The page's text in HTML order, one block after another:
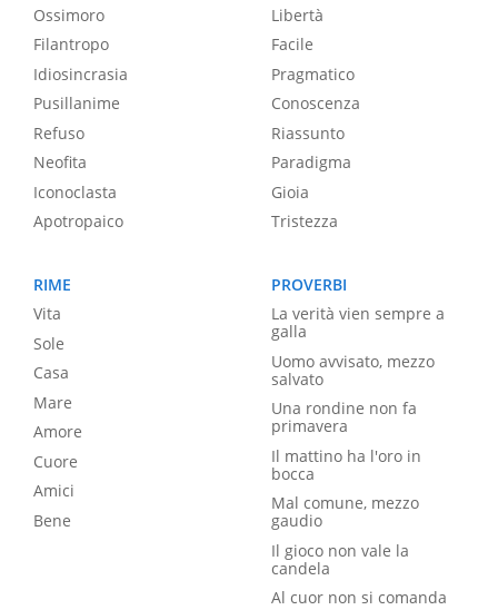
Ossimoro
Filantropo
Idiosincrasia
Pusillanime
Refuso
Neofita
Iconoclasta
Apotropaico
Libertà
Facile
Pragmatico
Conoscenza
Riassunto
Paradigma
Gioia
Tristezza
RIME
Vita
Sole
Casa
Mare
Amore
Cuore
Amici
Bene
PROVERBI
La verità vien sempre a
galla
Uomo avvisato, mezzo
salvato
Una rondine non fa
primavera
Il mattino ha l'oro in
bocca
Mal comune, mezzo
gaudio
Il gioco non vale la
candela
Al cuor non si comanda